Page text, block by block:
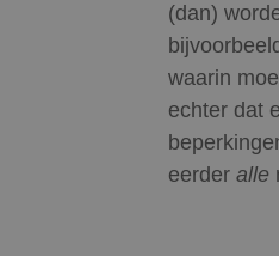
(dan)
waarin
echter dat
eerder alle